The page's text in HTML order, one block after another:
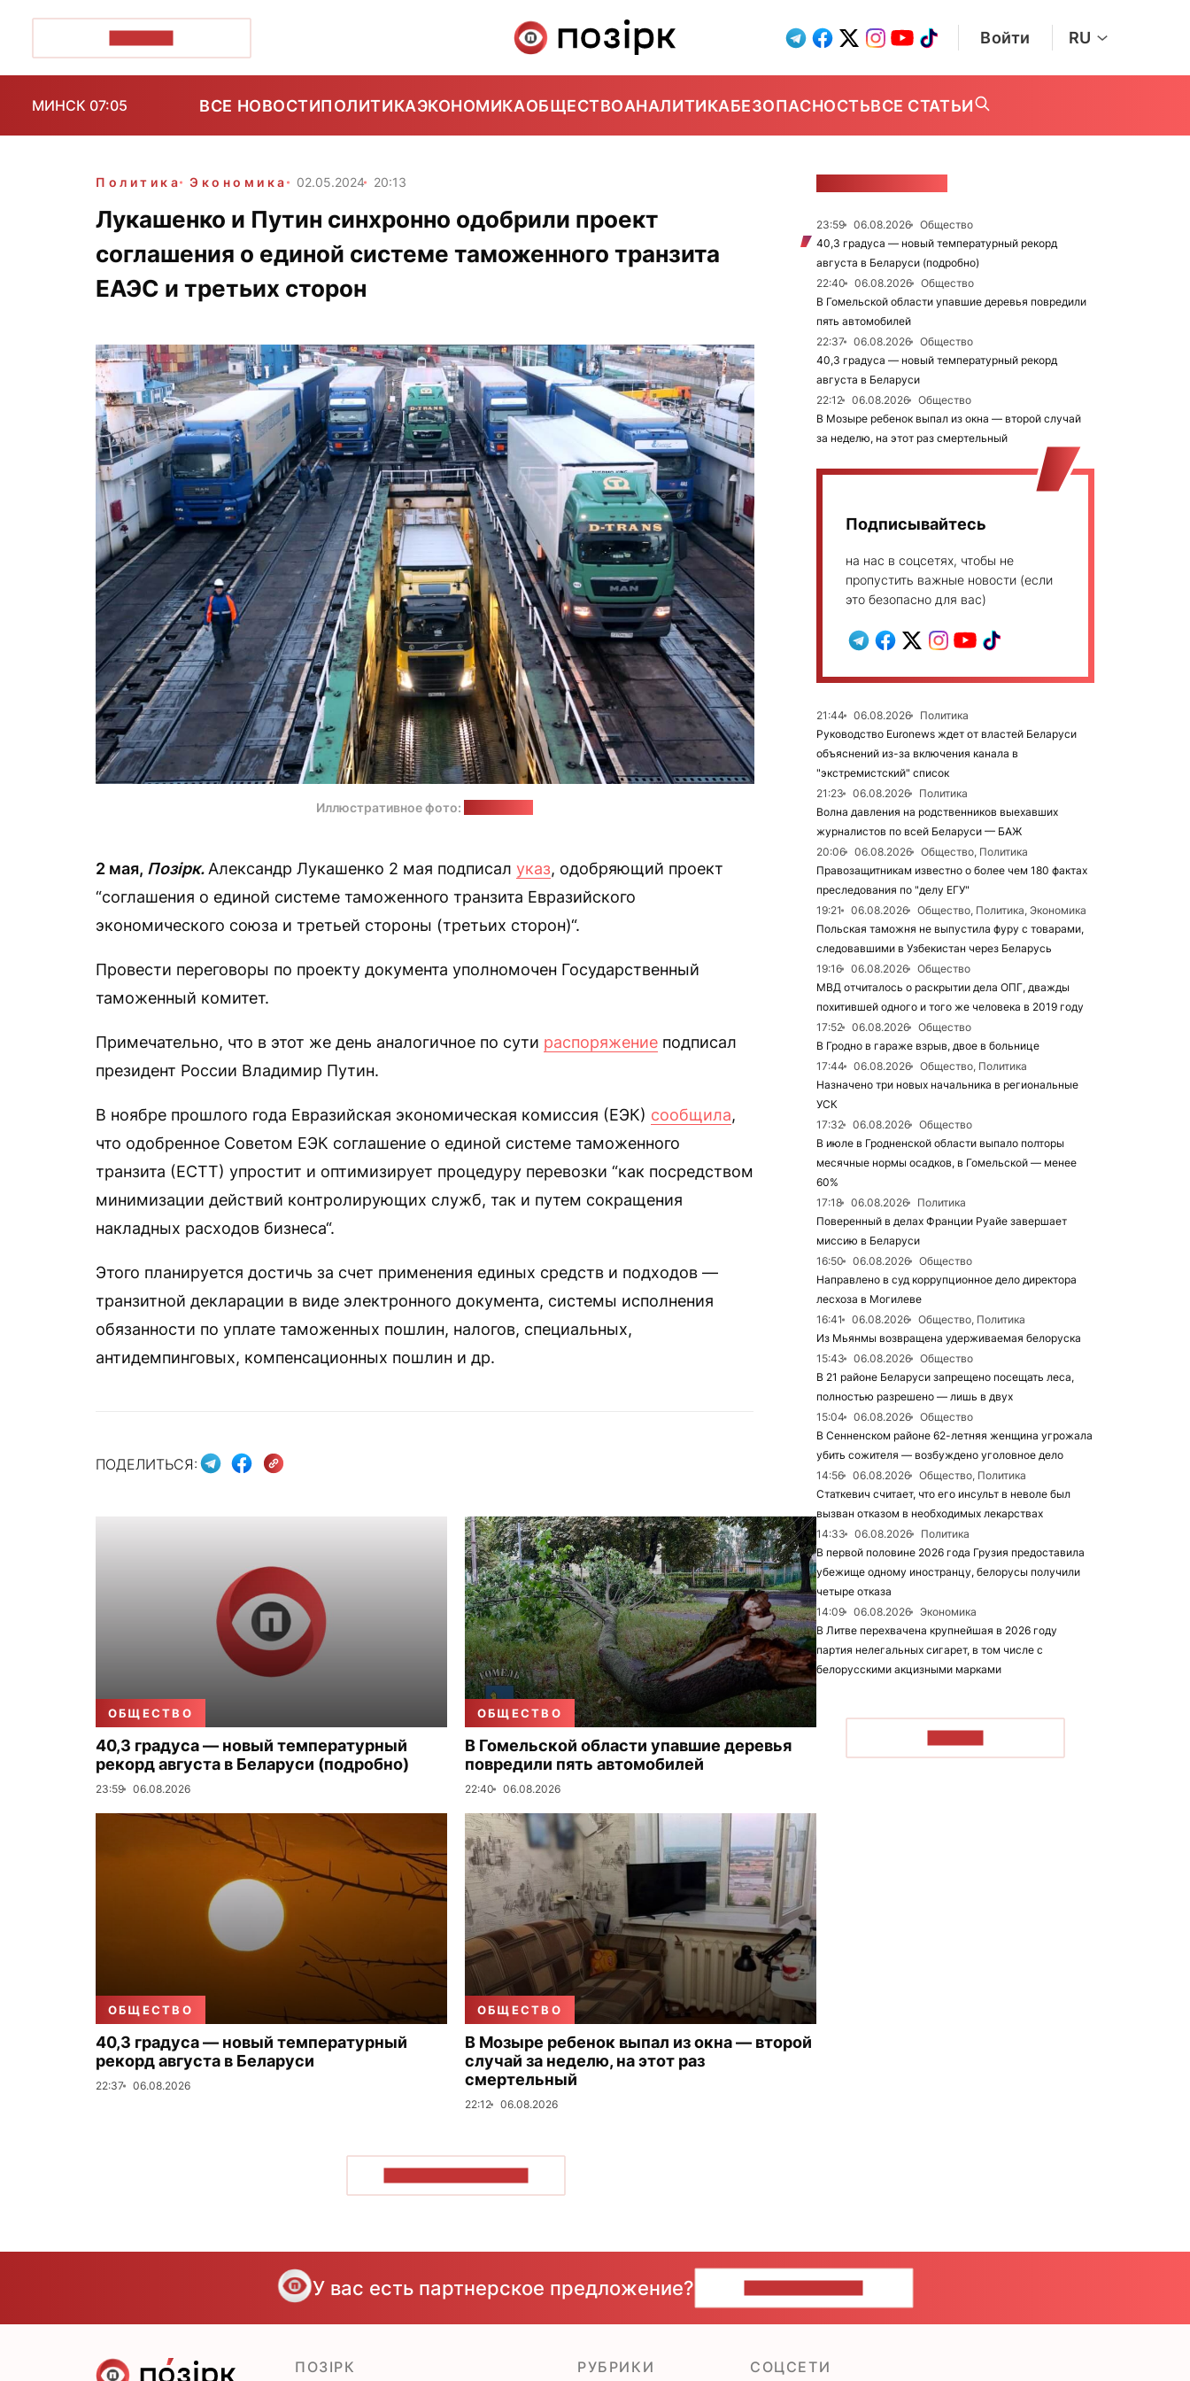
Войти RU
МИНСК 07:05 ВСЕ НОВОСТИПОЛИТИКАЭКОНОМИКАОБЩЕСТВОАНАЛИТИКАБЕЗОПАСНОСТЬВСЕ СТАТЬИ
Политика Экономика 02.05.2024 20:13
Лукашенко и Путин синхронно одобрили проект
соглашения о единой системе таможенного транзита
ЕАЭС и третьих сторон
Иллюстративное фото:
2 мая, Позірк. Александр Лукашенко 2 мая подписал указ, одобряющий проект
“соглашения о единой системе таможенного транзита Евразийского
экономического союза и третьей стороны (третьих сторон)“.
Провести переговоры по проекту документа уполномочен Государственный
таможенный комитет.
Примечательно, что в этот же день аналогичное по сути распоряжение подписал
президент России Владимир Путин.
В ноябре прошлого года Евразийская экономическая комиссия (ЕЭК) сообщила,
что одобренное Советом ЕЭК соглашение о единой системе таможенного
транзита (ЕСТТ) упростит и оптимизирует процедуру перевозки “как посредством
минимизации действий контролирующих служб, так и путем сокращения
накладных расходов бизнеса“.
Этого планируется достичь за счет применения единых средств и подходов —
транзитной декларации в виде электронного документа, системы исполнения
обязанности по уплате таможенных пошлин, налогов, специальных,
антидемпинговых, компенсационных пошлин и др.
ПОДЕЛИТЬСЯ:
ОБЩЕСТВО
40,3 градуса — новый температурный
рекорд августа в Беларуси (подробно)
23:59 06.08.2026
ОБЩЕСТВО
В Гомельской области упавшие деревья
повредили пять автомобилей
22:40 06.08.2026
ОБЩЕСТВО
40,3 градуса — новый температурный
рекорд августа в Беларуси
22:37 06.08.2026
ОБЩЕСТВО
В Мозыре ребенок выпал из окна — второй
случай за неделю, на этот раз
смертельный
22:12 06.08.2026
23:59 06.08.2026
Общество
40,3 градуса — новый температурный рекорд
августа в Беларуси (подробно)
22:40
06.08.2026
Общество
В Гомельской области упавшие деревья повредили
пять автомобилей
22:37
06.08.2026
Общество
40,3 градуса — новый температурный рекорд
августа в Беларуси
22:12
06.08.2026
Общество
В Мозыре ребенок выпал из окна — второй случай
за неделю, на этот раз смертельный
Подписывайтесь
на нас в соцсетях, чтобы не
пропустить важные новости (если
это безопасно для вас)
21:44 06.08.2026
Политика
Руководство Euronews ждет от властей Беларуси
объяснений из-за включения канала в
"экстремистский" список
21:23
06.08.2026
Политика
Волна давления на родственников выехавших
журналистов по всей Беларуси — БАЖ
20:06
06.08.2026
Общество, Политика
Правозащитникам известно о более чем 180 фактах
преследования по "делу ЕГУ"
19:21
06.08.2026
Общество, Политика, Экономика
Польская таможня не выпустила фуру с товарами,
следовавшими в Узбекистан через Беларусь
19:16
06.08.2026
Общество
МВД отчиталось о раскрытии дела ОПГ, дважды
похитившей одного и того же человека в 2019 году
17:52
06.08.2026
Общество
В Гродно в гараже взрыв, двое в больнице
17:44
06.08.2026
Общество, Политика
Назначено три новых начальника в региональные
УСК
17:32
06.08.2026
Общество
В июле в Гродненской области выпало полторы
месячные нормы осадков, в Гомельской — менее
60%
17:18
06.08.2026
Политика
Поверенный в делах Франции Руайе завершает
миссию в Беларуси
16:50
06.08.2026
Общество
Направлено в суд коррупционное дело директора
лесхоза в Могилеве
16:41
06.08.2026
Общество, Политика
Из Мьянмы возвращена удерживаемая белоруска
15:43
06.08.2026
Общество
В 21 районе Беларуси запрещено посещать леса,
полностью разрешено — лишь в двух
15:04
06.08.2026
Общество
В Сенненском районе 62-летняя женщина угрожала
убить сожителя — возбуждено уголовное дело
14:56
06.08.2026
Общество, Политика
Статкевич считает, что его инсульт в неволе был
вызван отказом в необходимых лекарствах
14:33
06.08.2026
Политика
В первой половине 2026 года Грузия предоставила
убежище одному иностранцу, белорусы получили
четыре отказа
14:09
06.08.2026
Экономика
В Литве перехвачена крупнейшая в 2026 году
партия нелегальных сигарет, в том числе с
белорусскими акцизными марками
У вас есть партнерское предложение?
ПОЗІРК РУБРИКИ CОЦСЕТИ